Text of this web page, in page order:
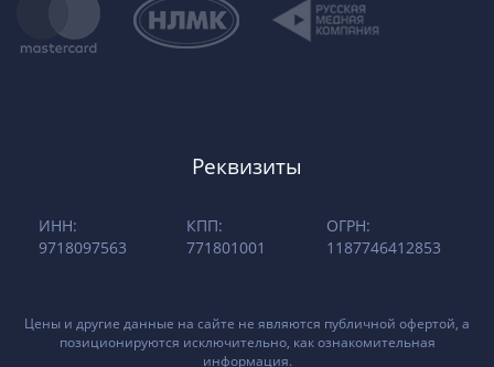
Реквизиты
ИНН:
9718097563
КПП:
771801001
ОГРН:
1187746412853
Цены и другие данные на сайте не являются публичной офертой, а
позиционируются исключительно, как ознакомительная
информация.